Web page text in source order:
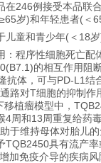
在246例接受本品
岁)和年轻患者(＜
儿童和青少年(＜18
：程序性细胞死亡
的相互作用阻
抗体，可与PD-L1
路对T细胞的抑制
移植瘤模型中，
4周和13周重复给药
于维持母体对胎儿
TQB2450具有流产
加免疫介导的疾病